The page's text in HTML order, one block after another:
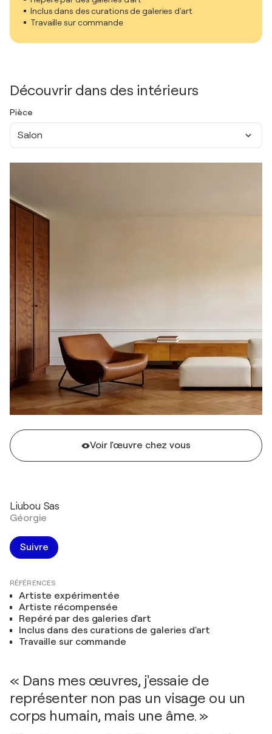
Inclus dans des curations de galeries d'art
Travaille sur commande
Découvrir dans des intérieurs
Pièce
Salon
Voir l'œuvre chez vous
Liubou Sas
Géorgie
Suivre
RÉFÉRENCES
Artiste expérimentée
Artiste récompensée
Repéré par des galeries d'art
Inclus dans des curations de galeries d'art
Travaille sur commande
« Dans mes œuvres, j'essaie de
représenter non pas un visage ou un
corps humain, mais une âme. »